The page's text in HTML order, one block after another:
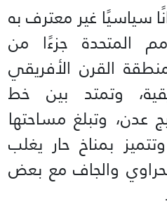
سياسيًا غير معترف به
المتحدة جزءًا من
القرن الأفريقي
وتمتد بين خط
عدن، وتبلغ مساحتها
كم²، وتتميز بمناخ حار يغلب
والجاف مع بعض